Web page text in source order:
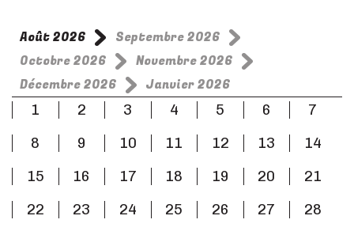
Boissier
19/04/23 à 14:14
adoré. Bravo à la comédienne pour son énergie et aux musiciens
thoin
Pièce très enjouée, surtout animée par une jeune femme extraordinairement
réjouissante, ponctuée de passages musicaux tout aussi entrainants avec des
seulement. Spectacle à classer entre spectacle de rue, de cirque ou de théâtre
d'enfants mais très drôle pour tout a chacun, quel que que soit son âge...
DAUSQUE
Août 2026
Septembre 2026
Octobre 2026
Novembre 2026
Décembre 2026
Janvier 2026
1
2 3 4 5 6
7
8
9 10 11 12 13
14
15
16 17 18 19 20
21
22
23 24 25 26 27 28